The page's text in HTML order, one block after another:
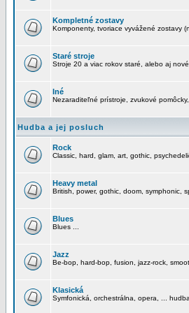
Kompletné zostavy
Komponenty, tvoriace vyvážené zostavy
Staré stroje
Stroje 20 a viac rokov staré, alebo aj nové
Iné
Nezaraditeľné prístroje, zvukové pomôcky,
Hudba a jej posluch
Rock
Classic, hard, glam, art, gothic,
Heavy metal
British, power, gothic, doom, symphonic,
Blues
Blues ...
Jazz
Be-bop, hard-bop, fusion, jazz-rock,
Klasická
Symfonická, orchestrálna, opera, ... hudba